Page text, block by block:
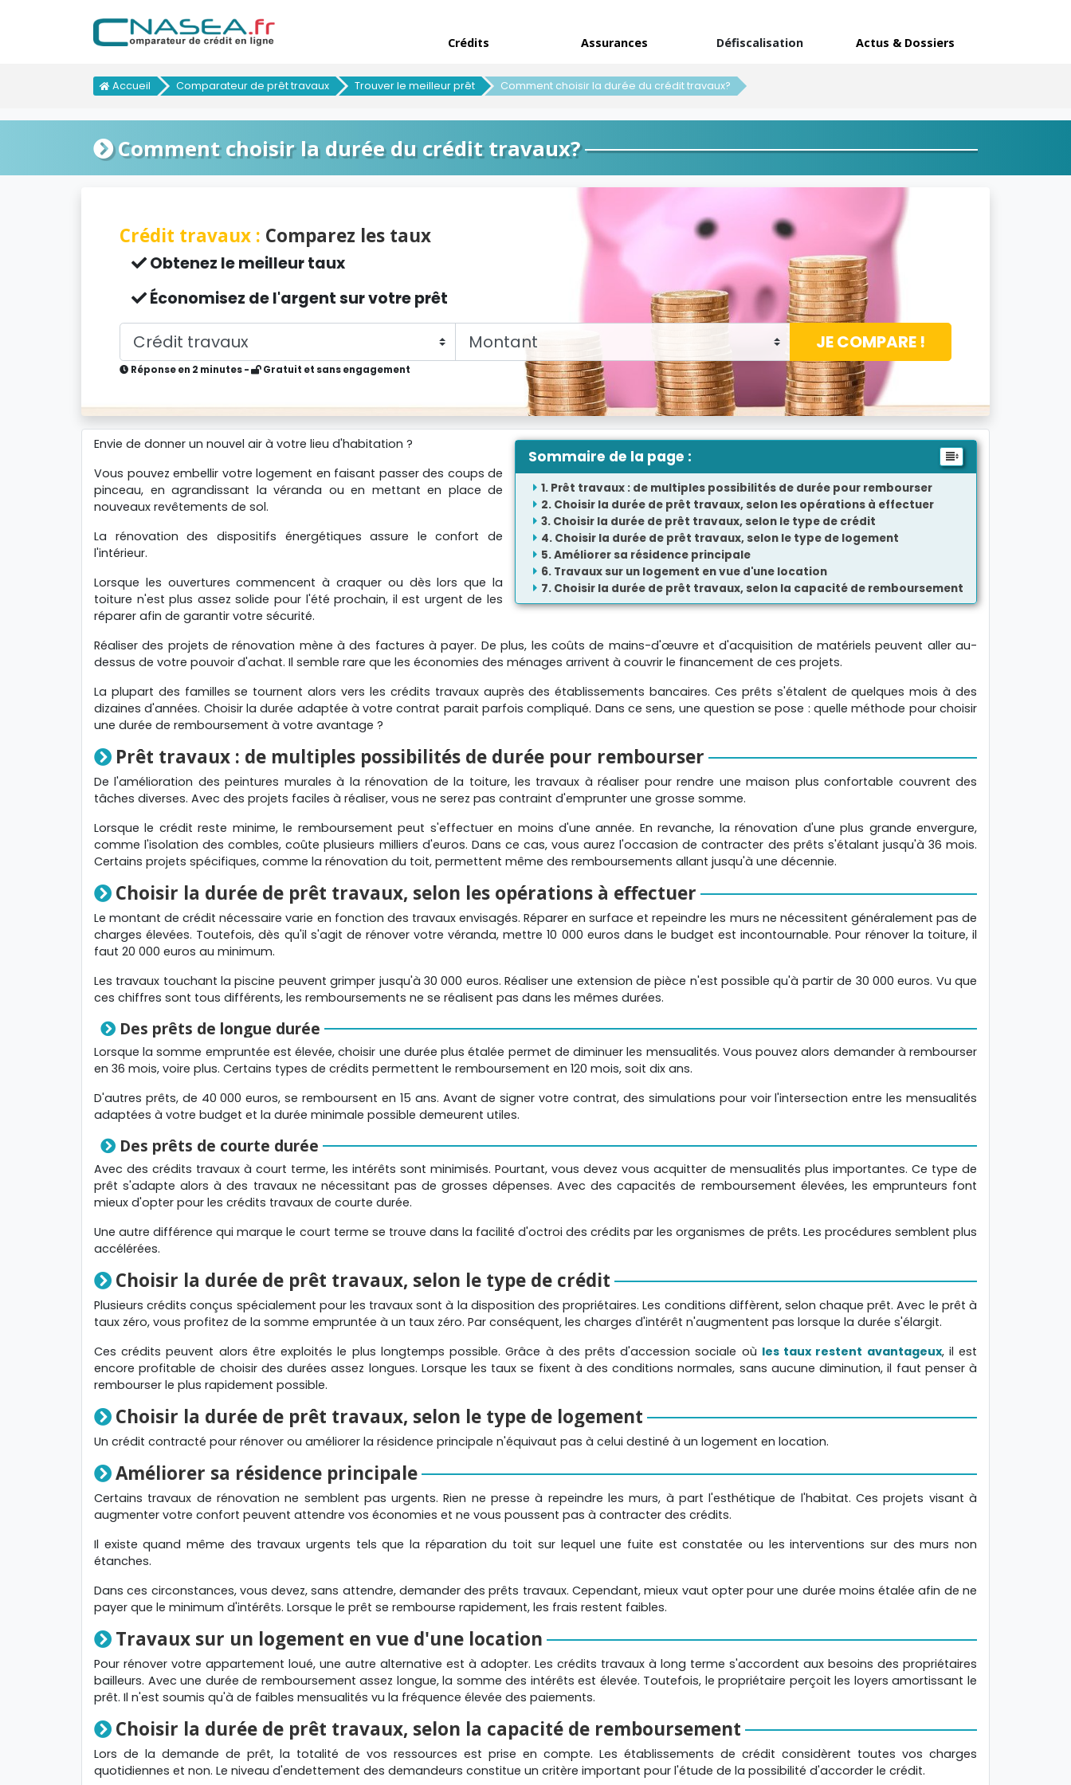
Crédits Assurances Défiscalisation Actus & Dossiers
Accueil Comparateur de prêt travaux Trouver le meilleur prêt Comment choisir la durée du crédit travaux?
Comment choisir la durée du crédit travaux?
Crédit travaux : Comparez les taux
Obtenez le meilleur taux
Économisez de l'argent sur votre prêt
JE COMPARE !
Réponse en 2 minutes - Gratuit et sans engagement
Sommaire de la page :
Prêt travaux : de multiples possibilités de durée pour rembourser
Choisir la durée de prêt travaux, selon les opérations à effectuer
Choisir la durée de prêt travaux, selon le type de crédit
Choisir la durée de prêt travaux, selon le type de logement
Améliorer sa résidence principale
Travaux sur un logement en vue d'une location
Choisir la durée de prêt travaux, selon la capacité de remboursement
Envie de donner un nouvel air à votre lieu d'habitation ?
Vous pouvez embellir votre logement en faisant passer des coups de
pinceau, en agrandissant la véranda ou en mettant en place de
nouveaux revêtements de sol.
La rénovation des dispositifs énergétiques assure le confort de
l'intérieur.
Lorsque les ouvertures commencent à craquer ou dès lors que la
toiture n'est plus assez solide pour l'été prochain, il est urgent de les
réparer afin de garantir votre sécurité.
Réaliser des projets de rénovation mène à des factures à payer. De plus, les coûts de mains-d'œuvre et d'acquisition de matériels peuvent aller au-
dessus de votre pouvoir d'achat. Il semble rare que les économies des ménages arrivent à couvrir le financement de ces projets.
La plupart des familles se tournent alors vers les crédits travaux auprès des établissements bancaires. Ces prêts s'étalent de quelques mois à des
dizaines d'années. Choisir la durée adaptée à votre contrat parait parfois compliqué. Dans ce sens, une question se pose : quelle méthode pour choisir
une durée de remboursement à votre avantage ?
Prêt travaux : de multiples possibilités de durée pour rembourser
De l'amélioration des peintures murales à la rénovation de la toiture, les travaux à réaliser pour rendre une maison plus confortable couvrent des
tâches diverses. Avec des projets faciles à réaliser, vous ne serez pas contraint d'emprunter une grosse somme.
Lorsque le crédit reste minime, le remboursement peut s'effectuer en moins d'une année. En revanche, la rénovation d'une plus grande envergure,
comme l'isolation des combles, coûte plusieurs milliers d'euros. Dans ce cas, vous aurez l'occasion de contracter des prêts s'étalant jusqu'à 36 mois.
Certains projets spécifiques, comme la rénovation du toit, permettent même des remboursements allant jusqu'à une décennie.
Choisir la durée de prêt travaux, selon les opérations à effectuer
Le montant de crédit nécessaire varie en fonction des travaux envisagés. Réparer en surface et repeindre les murs ne nécessitent généralement pas de
charges élevées. Toutefois, dès qu'il s'agit de rénover votre véranda, mettre 10 000 euros dans le budget est incontournable. Pour rénover la toiture, il
faut 20 000 euros au minimum.
Les travaux touchant la piscine peuvent grimper jusqu'à 30 000 euros. Réaliser une extension de pièce n'est possible qu'à partir de 30 000 euros. Vu que
ces chiffres sont tous différents, les remboursements ne se réalisent pas dans les mêmes durées.
Des prêts de longue durée
Lorsque la somme empruntée est élevée, choisir une durée plus étalée permet de diminuer les mensualités. Vous pouvez alors demander à rembourser
en 36 mois, voire plus. Certains types de crédits permettent le remboursement en 120 mois, soit dix ans.
D'autres prêts, de 40 000 euros, se remboursent en 15 ans. Avant de signer votre contrat, des simulations pour voir l'intersection entre les mensualités
adaptées à votre budget et la durée minimale possible demeurent utiles.
Des prêts de courte durée
Avec des crédits travaux à court terme, les intérêts sont minimisés. Pourtant, vous devez vous acquitter de mensualités plus importantes. Ce type de
prêt s'adapte alors à des travaux ne nécessitant pas de grosses dépenses. Avec des capacités de remboursement élevées, les emprunteurs font
mieux d'opter pour les crédits travaux de courte durée.
Une autre différence qui marque le court terme se trouve dans la facilité d'octroi des crédits par les organismes de prêts. Les procédures semblent plus
accélérées.
Choisir la durée de prêt travaux, selon le type de crédit
Plusieurs crédits conçus spécialement pour les travaux sont à la disposition des propriétaires. Les conditions diffèrent, selon chaque prêt. Avec le prêt à
taux zéro, vous profitez de la somme empruntée à un taux zéro. Par conséquent, les charges d'intérêt n'augmentent pas lorsque la durée s'élargit.
Ces crédits peuvent alors être exploités le plus longtemps possible. Grâce à des prêts d'accession sociale où les taux restent avantageux, il est
encore profitable de choisir des durées assez longues. Lorsque les taux se fixent à des conditions normales, sans aucune diminution, il faut penser à
rembourser le plus rapidement possible.
Choisir la durée de prêt travaux, selon le type de logement
Un crédit contracté pour rénover ou améliorer la résidence principale n'équivaut pas à celui destiné à un logement en location.
Améliorer sa résidence principale
Certains travaux de rénovation ne semblent pas urgents. Rien ne presse à repeindre les murs, à part l'esthétique de l'habitat. Ces projets visant à
augmenter votre confort peuvent attendre vos économies et ne vous poussent pas à contracter des crédits.
Il existe quand même des travaux urgents tels que la réparation du toit sur lequel une fuite est constatée ou les interventions sur des murs non
étanches.
Dans ces circonstances, vous devez, sans attendre, demander des prêts travaux. Cependant, mieux vaut opter pour une durée moins étalée afin de ne
payer que le minimum d'intérêts. Lorsque le prêt se rembourse rapidement, les frais restent faibles.
Travaux sur un logement en vue d'une location
Pour rénover votre appartement loué, une autre alternative est à adopter. Les crédits travaux à long terme s'accordent aux besoins des propriétaires
bailleurs. Avec une durée de remboursement assez longue, la somme des intérêts est élevée. Toutefois, le propriétaire perçoit les loyers amortissant le
prêt. Il n'est soumis qu'à de faibles mensualités vu la fréquence élevée des paiements.
Choisir la durée de prêt travaux, selon la capacité de remboursement
Lors de la demande de prêt, la totalité de vos ressources est prise en compte. Les établissements de crédit considèrent toutes vos charges
quotidiennes et non. Le niveau d'endettement des demandeurs constitue un critère important pour l'étude de la possibilité d'accorder le crédit.